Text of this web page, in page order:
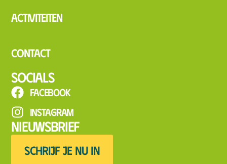
Activiteiten
Contact
Socials
Facebook
Instagram
Nieuwsbrief
SCHRIJF JE NU IN